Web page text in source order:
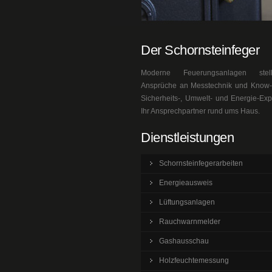
Der Schornsteinfeger
Moderne Feuerungsanlagen
Ansprüche an Messtechnik und
Sicherheits-, Umwelt- und Energie-
Ihr Ansprechpartner rund ums Haus.
Dienstleistungen
Schornsteinfegerarbeiten
Energieausweis
Lüftungsanlagen
Rauchwarnmelder
Gashausschau
Holzfeuchtemessung